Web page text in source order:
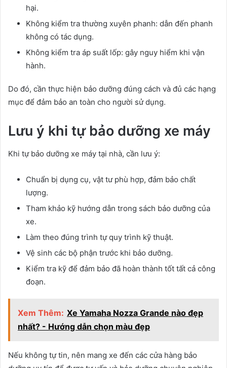
hại.
Không kiểm tra thường xuyên phanh: dẫn đến phanh
không có tác dụng.
Không kiểm tra áp suất lốp: gây nguy hiểm khi vận
hành.
Do đó, cần thực hiện bảo dưỡng đúng cách và đủ các hạng
mục để đảm bảo an toàn cho người sử dụng.
Lưu ý khi tự bảo dưỡng xe máy
Khi tự bảo dưỡng xe máy tại nhà, cần lưu ý:
Chuẩn bị dụng cụ, vật tư phù hợp, đảm bảo chất
lượng.
Tham khảo kỹ hướng dẫn trong sách bảo dưỡng của
xe.
Làm theo đúng trình tự quy trình kỹ thuật.
Vệ sinh các bộ phận trước khi bảo dưỡng.
Kiểm tra kỹ để đảm bảo đã hoàn thành tốt tất cả công
đoạn.
Xem Thêm: Xe Yamaha Nozza Grande nào đẹp
nhất? - Hướng dẫn chọn màu đẹp
Nếu không tự tin, nên mang xe đến các cửa hàng bảo